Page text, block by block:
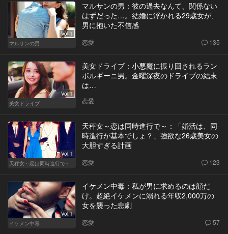
Vol.1
マルサンの男
マルサンの男：彼の過去なんて、関係ない
はずだった…。結婚に浮かれる29歳女が、
男に抱いた不信感
恋愛 135
Vol.1
美女ドライブ
美女ドライブ：小悪魔に振り回されるラン
ボルギーニ男。金曜深夜のドライブの結末
は…
恋愛
Vol.1
天秤女～恋は同時進行で～
天秤女～恋は同時進行で～：「婚活は、同
時進行が基本でしょ？」強欲な26歳美女の
大胆すぎる計画
恋愛 123
Vol.1
イケメン中毒
イケメン中毒：私が男に求めるのは顔だ
け。超絶イケメンに溺れる年収2,000万の
女を襲った悲劇
恋愛 57